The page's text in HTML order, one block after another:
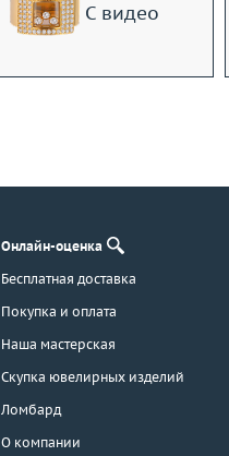
С видео
Онлайн-оценка
Бесплатная доставка
Покупка и оплата
Наша мастерская
Скупка ювелирных изделий
Ломбард
О компании